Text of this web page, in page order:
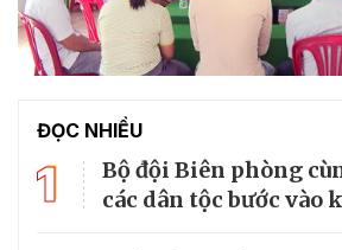
ĐỌC NHIỀU
1
Bộ đội Biên phòng
các dân tộc bước vào